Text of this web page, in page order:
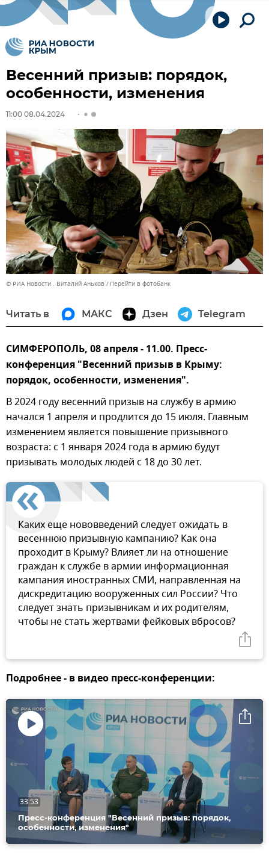
Весенний призыв: порядок,
особенности, изменения
11:00 08.04.2024
© РИА Новости . Виталий Аньков Перейти в фотобанк
Читать в МАКС Дзен Telegram
СИМФЕРОПОЛЬ, 08 апреля - 11.00. Пресс-
конференция "Весенний призыв в Крыму:
порядок, особенности, изменения".
В 2024 году весенний призыв на службу в армию
начался 1 апреля и продлится до 15 июля. Главным
изменением является повышение призывного
возраста: с 1 января 2024 года в армию будут
призывать молодых людей с 18 до 30 лет.
Каких еще нововведений следует ожидать в
весеннюю призывную кампанию? Как она
проходит в Крыму? Влияет ли на отношение
граждан к службе в армии информационная
кампания иностранных СМИ, направленная на
дискредитацию вооруженных сил России? Что
следует знать призывникам и их родителям,
чтобы не стать жертвами фейковых вбросов?
Подробнее - в видео пресс-конференции:
Воспроизвести
видео
Пресс-конференция "Весенний призыв: порядок,
особенности, изменения"
33:53